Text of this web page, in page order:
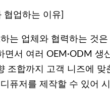
협업하는 이유]
는 업체와 협력하는 것
면서 여러 OEM·ODM 생
조합까지 고객 니즈에 맞
퓨저를 제작할 수 있어